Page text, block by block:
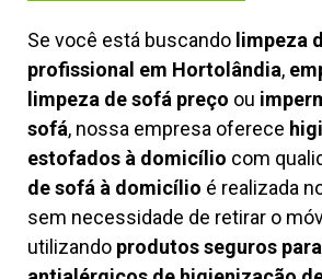
Se você está buscando limpeza
profissional em Hortolândia,
limpeza de sofá preço ou
sofá, nossa empresa oferece
estofados à domicílio com
de sofá à domicílio é realizada
sem necessidade de retirar o
utilizando produtos seguros